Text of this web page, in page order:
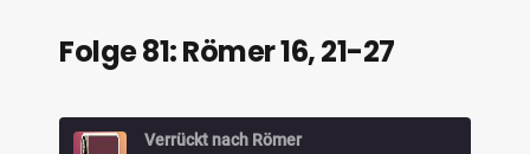
Folge 81: Römer 16, 21-27
Verrückt nach Römer